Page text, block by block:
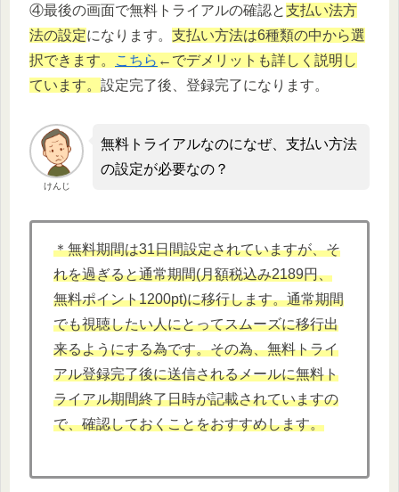
④最後の画面で無料トライアルの確認と支払い法方
法の設定になります。 支払い方法は6種類の中から選
択できます。
こちら ←でデメリットも詳しく説明し
ています。 設定完了後、登録完了になります。
けんじ
無料トライアルなのになぜ、支払い方法
の設定が必要なの？
＊無料期間は31日間設定されていますが、そ
れを過ぎると通常期間(月額税込み2189円、
無料ポイント1200pt)に移行します。通常期間
でも視聴したい人にとってスムーズに移行出
来るようにする為です。その為、無料トライ
アル登録完了後に送信されるメールに無料ト
ライアル期間終了日時が記載されていますの
で、確認しておくことをおすすめします。